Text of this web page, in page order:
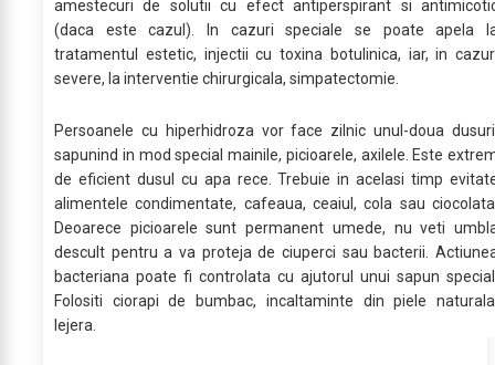
amestecuri de solutii cu efect antiperspirant si
(daca este cazul). In cazuri speciale se poate apela
tratamentul estetic, injectii cu toxina botulinica, iar, in
severe, la interventie chirurgicala, simpatectomie.
Persoanele cu hiperhidroza vor face zilnic unul-doua
sapunind in mod special mainile, picioarele, axilele. Este
de eficient dusul cu apa rece. Trebuie in acelasi timp
alimentele condimentate, cafeaua, ceaiul, cola sau
Deoarece picioarele sunt permanent umede, nu veti
descult pentru a va proteja de ciuperci sau bacterii.
bacteriana poate fi controlata cu ajutorul unui sapun
Folositi ciorapi de bumbac, incaltaminte din piele
lejera.